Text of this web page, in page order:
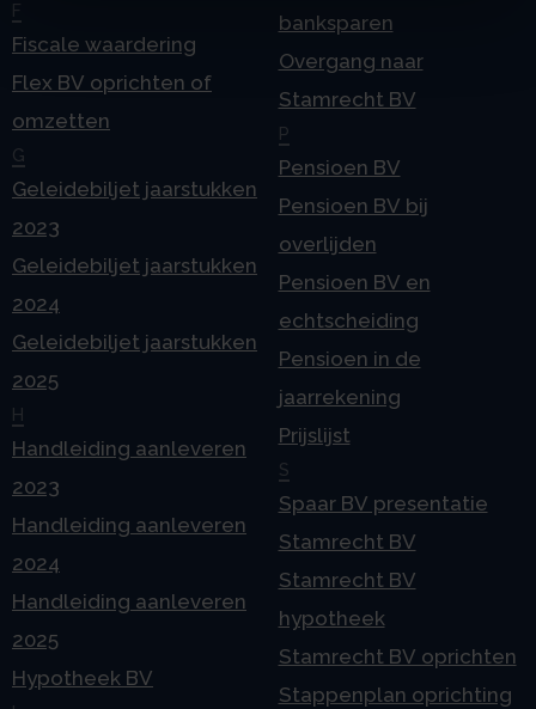
F
Fiscale waardering
Flex BV oprichten of
omzetten
G
Geleidebiljet jaarstukken
2023
Geleidebiljet jaarstukken
2024
Geleidebiljet jaarstukken
2025
H
Handleiding aanleveren
2023
Handleiding aanleveren
2024
Handleiding aanleveren
2025
Hypotheek BV
banksparen
Overgang naar
Stamrecht BV
P
Pensioen BV
Pensioen BV bij
overlijden
Pensioen BV en
echtscheiding
Pensioen in de
jaarrekening
Prijslijst
S
Spaar BV presentatie
Stamrecht BV
Stamrecht BV
hypotheek
Stamrecht BV oprichten
Stappenplan oprichting